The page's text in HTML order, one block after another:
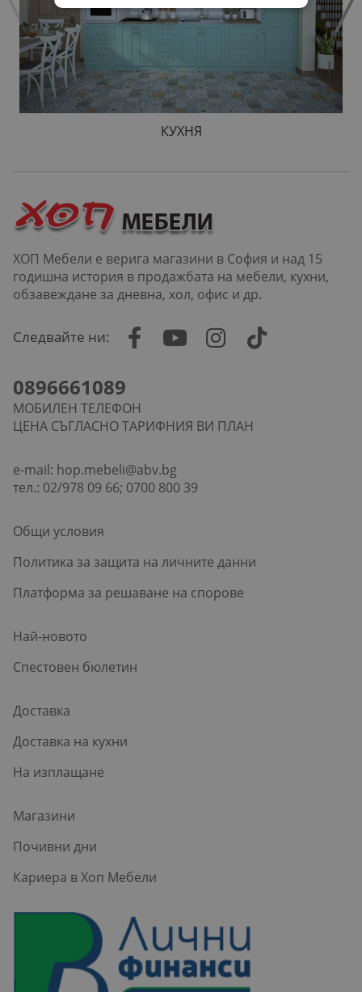
КУХНЯ
ХОП Мебели е верига магазини в София и над 15
годишна история в продажбата на мебели, кухни,
обзавеждане за дневна, хол, офис и др.
Следвайте ни:
0896661089
МОБИЛЕН ТЕЛЕФОН
ЦЕНА СЪГЛАСНО ТАРИФНИЯ ВИ ПЛАН
e-mail: hop.mebeli@abv.bg
тел.: 02/978 09 66; 0700 800 39
Общи условия
Политика за защита на личните данни
Платформа за решаване на спорове
Най-новото
Спестовен бюлетин
Доставка
Доставка на кухни
На изплащане
Магазини
Почивни дни
Кариера в Хоп Мебели